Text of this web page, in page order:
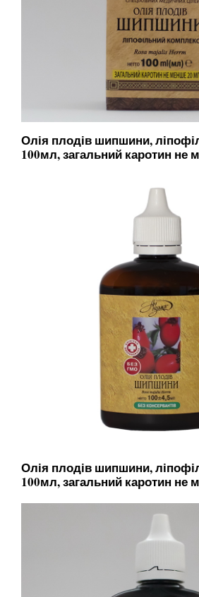
Олія плодів шипшини,
100мл, загальний каротин не
Олія плодів шипшини,
100мл, загальний каротин не